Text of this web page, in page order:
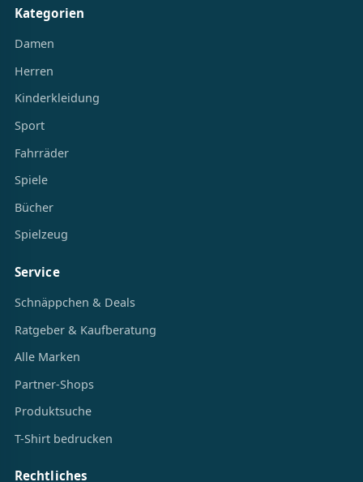
Kategorien
Damen
Herren
Kinderkleidung
Sport
Fahrräder
Spiele
Bücher
Spielzeug
Service
Schnäppchen & Deals
Ratgeber & Kaufberatung
Alle Marken
Partner-Shops
Produktsuche
T-Shirt bedrucken
Rechtliches